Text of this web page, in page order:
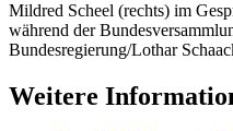
Mildred Scheel (rechts) im
während der
Bundesregierung/Lothar
Weitere